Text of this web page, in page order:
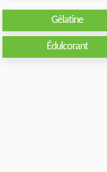
Gélatine
Édulcorant